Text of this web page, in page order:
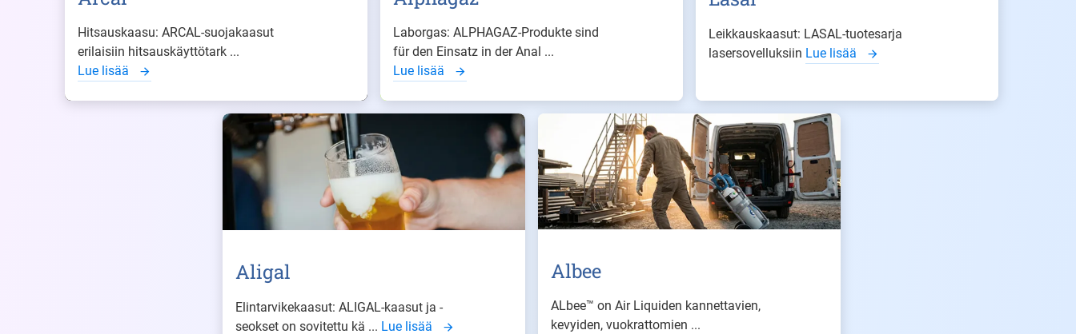
Hitsauskaasu: ARCAL-suojakaasut
erilaisiin hitsauskäyttötark ...
Lue lisää
Laborgas: ALPHAGAZ-Produkte sind
für den Einsatz in der Anal ...
Lue lisää
Leikkauskaasut: LASAL-tuotesarja
lasersovelluksiin Lue lisää
Aligal
Elintarvikekaasut: ALIGAL-kaasut ja -
seokset on sovitettu kä ... Lue lisää
Albee
ALbee™ on Air Liquiden kannettavien,
kevyiden, vuokrattomien ...